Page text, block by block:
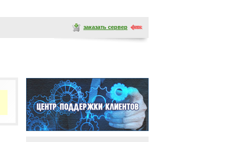
заказать сервер